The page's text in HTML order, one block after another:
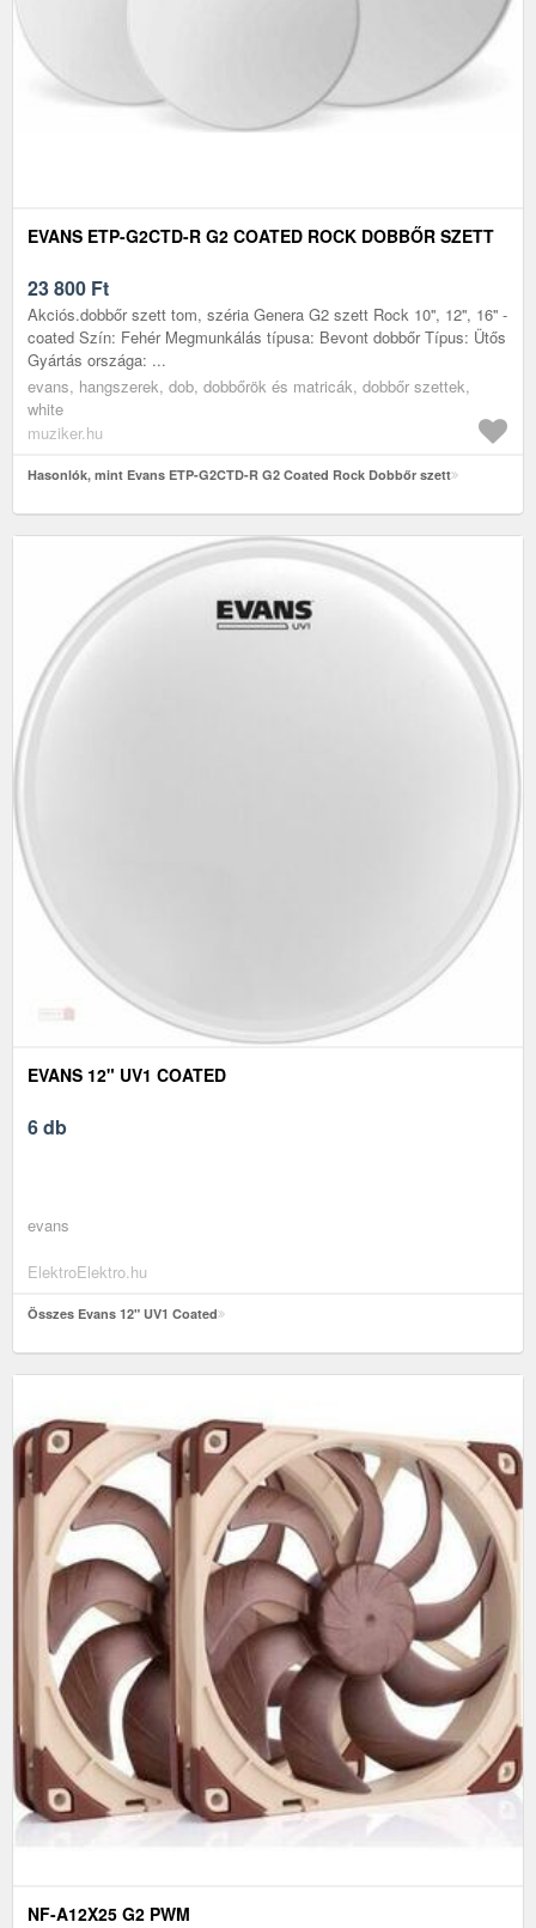
EVANS ETP-G2CTD-R G2 COATED ROCK DOBBŐR SZETT
23 800 Ft
Akciós.dobbőr szett tom, széria Genera G2 szett Rock 10'', 12'', 16'' -
coated Szín: Fehér Megmunkálás típusa: Bevont dobbőr Típus: Ütős
Gyártás országa: ...
evans, hangszerek, dob, dobbőrök és matricák, dobbőr szettek,
white
muziker.hu
Hasonlók, mint Evans ETP-G2CTD-R G2 Coated Rock Dobbőr szett
EVANS 12" UV1 COATED
6 db
evans
ElektroElektro.hu
Összes Evans 12" UV1 Coated
NF-A12X25 G2 PWM